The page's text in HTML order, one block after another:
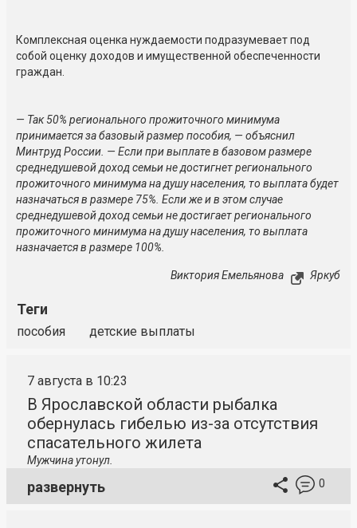
Комплексная оценка нуждаемости подразумевает под
собой оценку доходов и имущественной обеспеченности
граждан.
— Так 50% регионального прожиточного минимума
принимается за базовый размер пособия, — объяснил
Минтруд России. — Если при выплате в базовом размере
среднедушевой доход семьи не достигнет регионального
прожиточного минимума на душу населения, то выплата будет
назначаться в размере 75%. Если же и в этом случае
среднедушевой доход семьи не достигает регионального
прожиточного минимума на душу населения, то выплата
назначается в размере 100%.
Виктория Емельянова Яркуб
Теги
пособия детские выплаты
7 августа в 10:23
В Ярославской области рыбалка
обернулась гибелью из-за отсутствия
спасательного жилета
Мужчина утонул.
развернуть 0